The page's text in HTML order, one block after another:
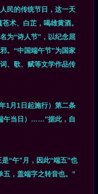
民的传统节日，这一天
术、白芷，喝雄黄酒。
为“诗人节”，以纪念屈
。“中国端午节”为国家
、歌、赋等文学作品传
1月1日起施行）第二条
午当日）……”据此，自
“午”月，因此“端五”也
五，盖端字之转音也。”